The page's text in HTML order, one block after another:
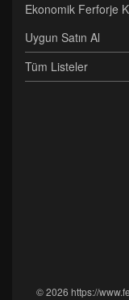
Ekonomik Ferforje
Uygun Satın Al
Tüm Listeler
© 2026 https://